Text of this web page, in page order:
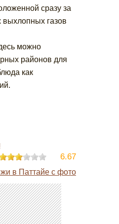
сразу за
выхлопных газов
можно
районов для
как
6.67
в Паттайе с фото